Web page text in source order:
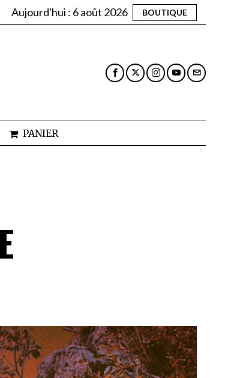
Aujourd'hui : 6 août 2026 BOUTIQUE
PANIER